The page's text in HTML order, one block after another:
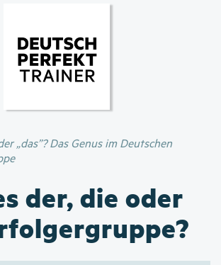
Inhalt
„das”? Das Genus im Deutschen
der, die oder